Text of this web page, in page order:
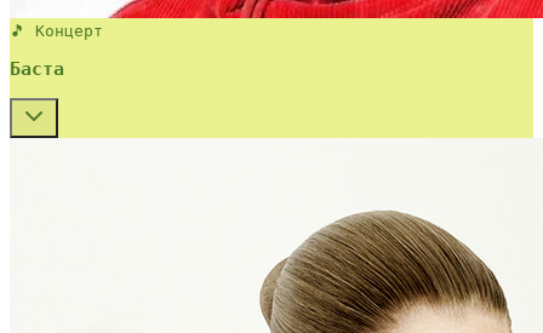
🎵 Концерт
Баста